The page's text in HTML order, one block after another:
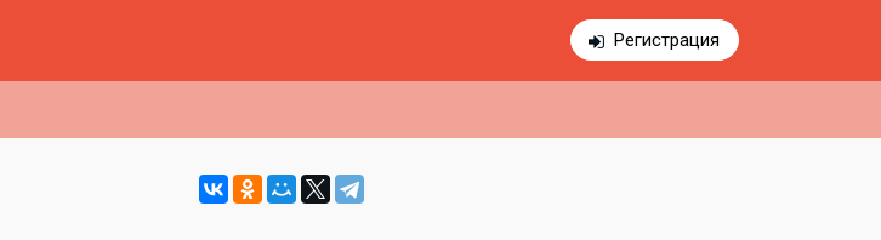
Регистрация